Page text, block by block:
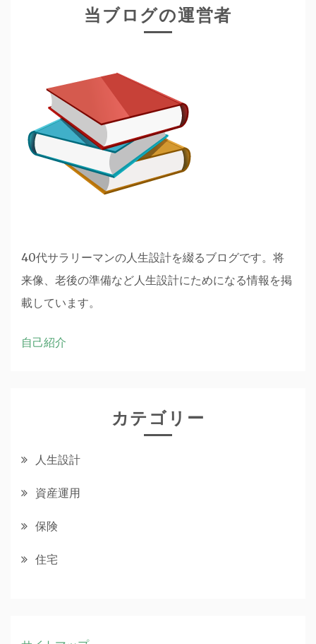
当ブログの運営者
40代サラリーマンの人生設計を綴るブログです。将
来像、老後の準備など人生設計にためになる情報を掲
載しています。
自己紹介
カテゴリー
人生設計
資産運用
保険
住宅